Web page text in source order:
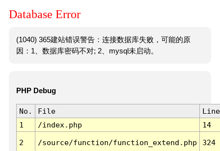
Database Error
(1040) 365建站错误警告：连接数据库失败，可能的原
因：1、数据库密码不对; 2、mysql未启动。
PHP Debug
No. File
Line
1
/index.php 14
2 /source/function/function_extend.php 324